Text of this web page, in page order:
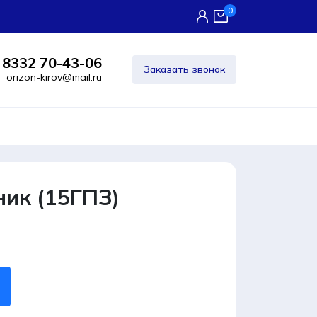
0
8332 70-43-06
orizon-kirov@mail.ru
Заказать звонок
(15ГПЗ)